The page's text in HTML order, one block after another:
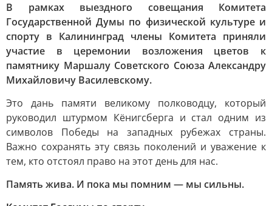
В рамках выездного совещания Комитета
Государственной Думы по физической культуре и
спорту в Калининград члены Комитета приняли
участие в церемонии возложения цветов к
памятнику Маршалу Советского Союза Александру
Михайловичу Василевскому.
Это дань памяти великому полководцу, который
руководил штурмом Кёнигсберга и стал одним из
символов Победы на западных рубежах страны.
Важно сохранять эту связь поколений и уважение к
тем, кто отстоял право на этот день для нас.
Память жива. И пока мы помним — мы сильны.